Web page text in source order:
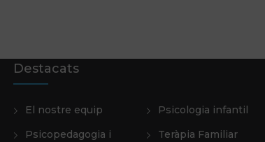
Destacats
El nostre equip
Psicologia infantil
Psicopedagogia i
Teràpia Familiar